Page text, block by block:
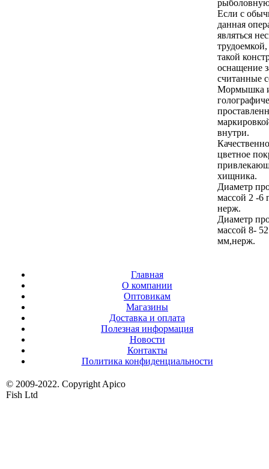
рыболовную
Если с
данная
являться
трудоемкой,
такой
оснащение
считанные
Мормышка
внутри.
цветное
хищника.
Диаметр
массой 2 -6
нерж.
Диаметр
массой 8-
мм,нерж.
Главная
О компании
Оптовикам
Магазины
Доставка и оплата
Полезная информация
Новости
Контакты
Политика конфиденциальности
© 2009-2022. Copyright Apico
Fish Ltd